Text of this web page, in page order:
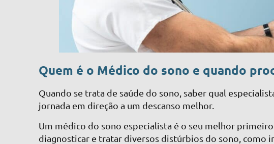
Quem é o Médico do sono e quando
Quando se trata de saúde do sono, saber qual
jornada em direção a um descanso melhor.
Um médico do sono especialista é o seu melhor
diagnosticar e tratar diversos distúrbios do sono, como